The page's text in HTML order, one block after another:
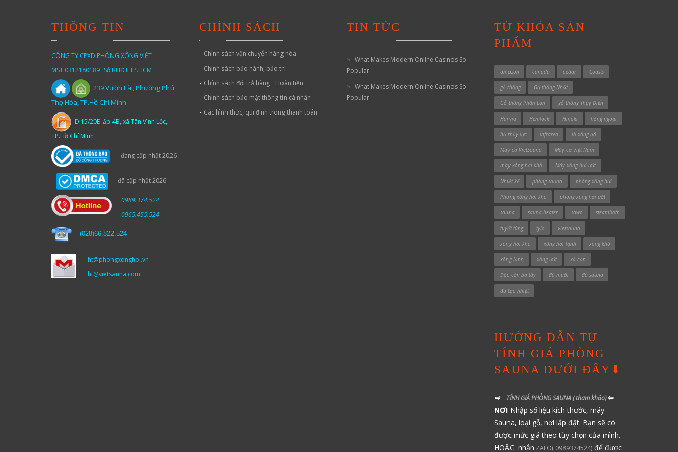
THÔNG TIN
CÔNG TY CPXD PHÒNG XÔNG VIỆT
MST:0312180189_ Sở KHĐT TP.HCM
239Vườn Lài,Phường Phú
Thọ Hòa, TP.Hồ Chí Minh
D 15/20E ấp 4B, xã Tân Vĩnh Lộc,
TP.Hồ Chí Minh
đang cập nhật 2026
đã cập nhật 2026
0989.374.524
0965.455.524
(028)66.822.524
ht@phongxonghoi.vn
ht@vietsauna.com
CHÍNH SÁCH
- Chính sách vận chuyển hàng hóa
- Chính sách bảo hành, bảo trì
- Chính sách đổi trả hàng _ Hoàn tiền
- Chính sách bảo mật thông tin cá nhân
- Các hình thức, qui định trong thanh toán
TIN TỨC
What Makes Modern Online Casinos So
Popular
What Makes Modern Online Casinos So
Popular
TỪ KHÓA SẢN
PHẨM
amazon canada cedar Coasts
gỗ thông Gỗ thông Nhật
Gỗ thông Phần Lan gỗ thông Thụy Điển
Harvia Hemlock Hinoki hồng ngoại
hồ thủy lực Infrared lò xông đá
Máy cơ VietSauna Máy cơ Việt Nam
máy xông hơi khô Máy xông hơi ướt
Nhiệt kế phòng sauna phòng xông hơi
Phòng xông hơi khô phòng xông hơi ướt
sauna sauna heater sawo steambath
tuyết tùng tylo vietsauna
xông hơi khô xông hơi lạnh xông khô
xông lạnh xông ướt xả cặn
Độc cần bờ tây đá muối đá sauna
đá tạo nhiệt
HƯỚNG DẪN TỰ
TÍNH GIÁ PHÒNG
SAUNA DƯỚI ĐÂY⬇
⇨ TÍNH GIÁ PHÒNG SAUNA( tham khảo)⇦
NƠI Nhập số liệu kích thước, máy
Sauna, loại gỗ, nơi lắp đặt. Bạn sẽ có
được mức giá theo tùy chọn của mình.
HOẶC nhắn ZALO( 0989374524)để được